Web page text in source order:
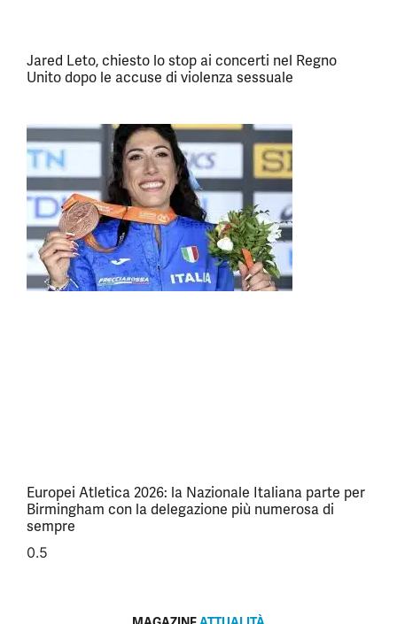
Jared Leto, chiesto lo stop ai concerti nel Regno
Unito dopo le accuse di violenza sessuale
Europei Atletica 2026: la Nazionale Italiana parte per
Birmingham con la delegazione più numerosa di
sempre